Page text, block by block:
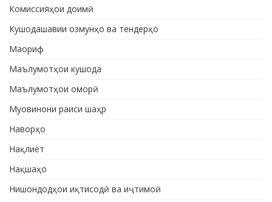
Комиссияҳои доимӣ
Кушодашавии озмунҳо ва тендерҳо
Маориф
Маълумотҳои кушода
Маълумотҳои оморӣ
Муовинони раиси шаҳр
Наворҳо
Нақлиёт
Нақшаҳо
Нишондодҳои иқтисодӣ ва иҷтимоӣ